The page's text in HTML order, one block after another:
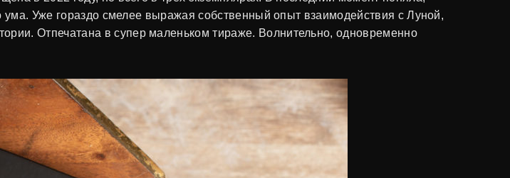
ума. Уже гораздо смелее выражая собственный опыт взаимодействия с Луной,
Отпечатана в супер маленьком тираже. Волнительно, одновременно